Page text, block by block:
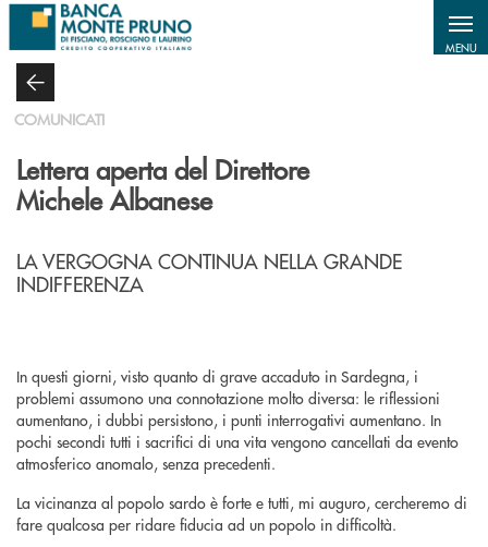
Salta al contenuto principale
MENU
COMUNICATI
Lettera aperta del Direttore
Michele Albanese
LA VERGOGNA CONTINUA NELLA GRANDE
INDIFFERENZA
In questi giorni, visto quanto di grave accaduto in Sardegna, i
problemi assumono una connotazione molto diversa: le riflessioni
aumentano, i dubbi persistono, i punti interrogativi aumentano. In
pochi secondi tutti i sacrifici di una vita vengono cancellati da evento
atmosferico anomalo, senza precedenti.
La vicinanza al popolo sardo è forte e tutti, mi auguro, cercheremo di
fare qualcosa per ridare fiducia ad un popolo in difficoltà.